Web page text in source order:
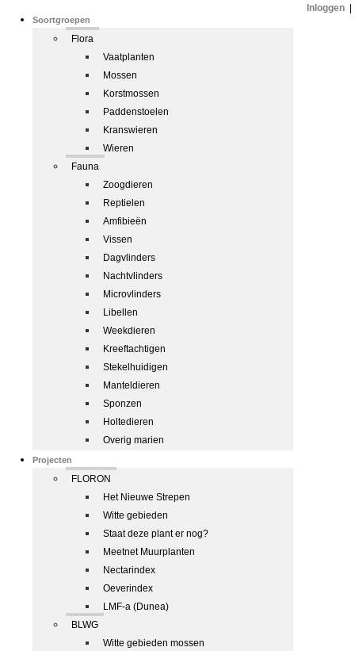
Soortgroepen
Flora
Vaatplanten
Mossen
Korstmossen
Paddenstoelen
Kranswieren
Wieren
Fauna
Zoogdieren
Reptielen
Amfibieën
Vissen
Dagvlinders
Nachtvlinders
Microvlinders
Libellen
Weekdieren
Kreeftachtigen
Stekelhuidigen
Manteldieren
Sponzen
Holtedieren
Overig marien
Projecten
FLORON
Het Nieuwe Strepen
Witte gebieden
Staat deze plant er nog?
Meetnet Muurplanten
Nectarindex
Oeverindex
LMF-a (Dunea)
BLWG
Witte gebieden mossen
Inloggen